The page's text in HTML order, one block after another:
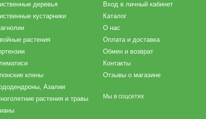
деревья
кустарники
растения
клены
Азалии
растения и травы
Вход в личный кабинет
Каталог
О нас
Оплата и доставка
Обмен и возврат
Контакты
Отзывы о магазине
Мы в соцсетях